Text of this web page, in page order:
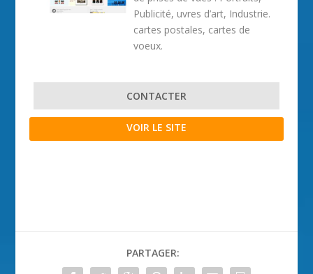
Publicité, uvres d’art, Industrie.
cartes postales, cartes de
voeux.
CONTACTER
VOIR LE SITE
PARTAGER: